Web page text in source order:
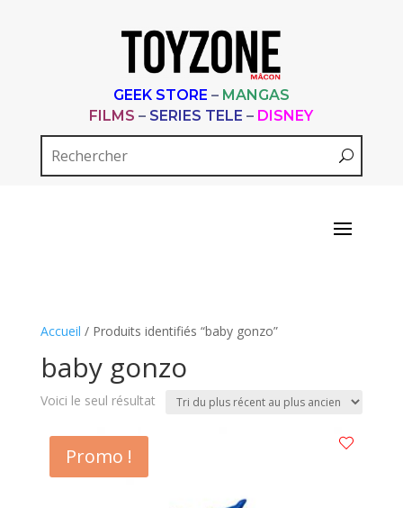
GEEK STORE – MANGAS
FILMS – SERIES TELE – DISNEY
Accueil / Produits identifiés “baby gonzo”
baby gonzo
Voici le seul résultat
Promo !